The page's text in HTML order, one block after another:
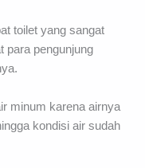
toilet yang sangat
para pengunjung
minum karena airnya
kondisi air sudah